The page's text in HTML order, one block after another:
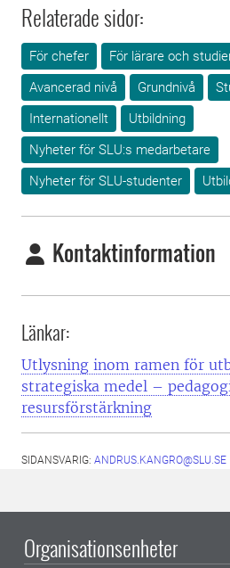
Relaterade sidor:
För chefer
För lärare och
Avancerad nivå
Grundnivå
Internationellt
Utbildning
Nyheter för SLU:s medarbetare
Nyheter för SLU-studenter
Kontaktinformation
Länkar:
Utlysning inom ramen för
strategiska medel –
resursförstärkning
SIDANSVARIG: ANDRUS.KANGRO@SLU.SE
Organisationsenheter